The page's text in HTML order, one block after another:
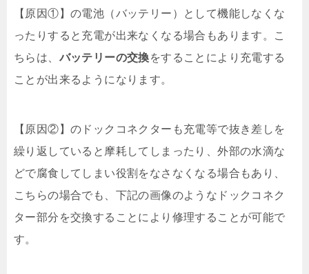
【原因①】の電池（バッテリー）として機能しなくな
ったりすると充電が出来なくなる場合もあります。こ
ちらは、 バッテリーの交換をすることにより充電する
ことが出来るようになります。
【原因②】のドックコネクターも充電等で抜き差しを
繰り返していると摩耗してしまったり、外部の水滴な
どで腐食してしまい役割をなさなくなる場合もあり、
こちらの場合でも、下記の画像のようなドックコネク
ター部分を交換することにより修理することが可能で
す。